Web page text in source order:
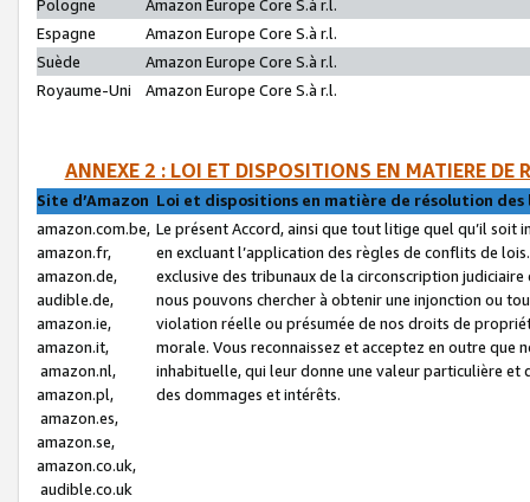
Pologne
Amazon Europe Core S.à r.l.
Espagne
Amazon Europe Core S.à r.l.
Suède
Amazon Europe Core S.à r.l.
Royaume-Uni
Amazon Europe Core S.à r.l.
ANNEXE 2 : LOI ET DISPOSITIONS EN MATIERE DE
Site d’Amazon Loi et dispositions en matière de résolution
amazon.com.be,
amazon.fr,
amazon.de,
audible.de,
amazon.ie,
amazon.it,
amazon.nl,
amazon.pl,
amazon.es,
amazon.se,
amazon.co.uk,
audible.co.uk
Le présent Accord, ainsi que tout litige quel qu’il soit
en excluant l’application des règles de conflits de
exclusive des tribunaux de la circonscription
nous pouvons chercher à obtenir une injonction ou
violation réelle ou présumée de nos droits de
morale. Vous reconnaissez et acceptez en outre que
inhabituelle, qui leur donne une valeur particulière
des dommages et intérêts.